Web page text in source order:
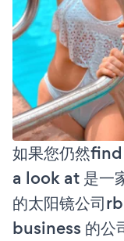
如果您仍然
a look at 是一
的太阳镜公司
business 的公